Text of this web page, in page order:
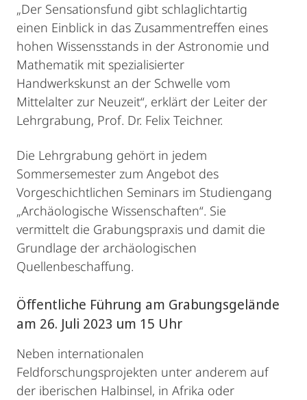
„Der Sensationsfund gibt schlaglichtartig
einen Einblick in das Zusammentreffen eines
hohen Wissensstands in der Astronomie und
Mathematik mit spezialisierter
Handwerkskunst an der Schwelle vom
Mittelalter zur Neuzeit“, erklärt der Leiter der
Lehrgrabung, Prof. Dr. Felix Teichner.
Die Lehrgrabung gehört in jedem
Sommersemester zum Angebot des
Vorgeschichtlichen Seminars im Studiengang
„Archäologische Wissenschaften“. Sie
vermittelt die Grabungspraxis und damit die
Grundlage der archäologischen
Quellenbeschaffung.
Öffentliche Führung am Grabungsgelände
am 26. Juli 2023 um 15 Uhr
Neben internationalen
Feldforschungsprojekten unter anderem auf
der iberischen Halbinsel, in Afrika oder